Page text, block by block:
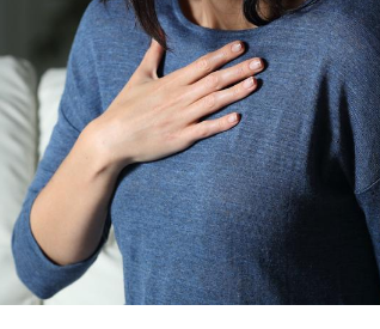
Cytomégalovirus : ce qui
change dans la prise en
charge des femmes
enceintes
La sieste empêche-t-elle
de dormir la nuit ?